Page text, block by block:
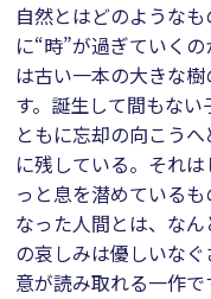
自然とはどのような
に“時”が過ぎていく
は古い一本の大きな
す。誕生して間もな
ともに忘却の向こう
に残している。それ
っと息を潜めている
なった人間とは、な
の哀しみは優しいな
意が読み取れる一作で